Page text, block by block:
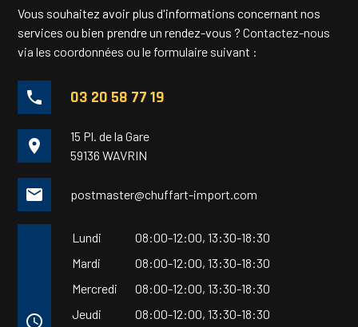
Vous souhaitez avoir plus d'informations concernant nos
services ou bien prendre un rendez-vous ?Contactez-nous
via les coordonnées ou le formulaire suivant :
phone 03 20 58 77 19
place
15 Pl. de la Gare
59136 WAVRIN
mail postmaster@chuffart-import.com
access_time
Lundi 08:00-12:00,13:30-18:30
Mardi
08:00-12:00,13:30-18:30
Mercredi
08:00-12:00,13:30-18:30
Jeudi
08:00-12:00,13:30-18:30